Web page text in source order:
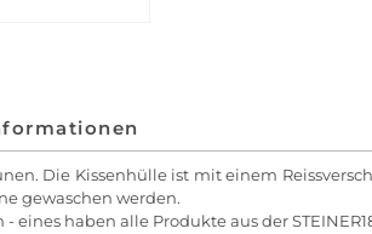
Die Kissenhülle ist mit einem
gewaschen werden.
haben alle Produkte aus der